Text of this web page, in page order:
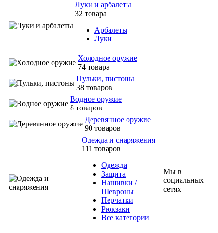
Луки и арбалеты
32 товара
Арбалеты
Луки
Холодное оружие
74 товара
Пульки, пистоны
38 товаров
Водное оружие
8 товаров
Деревянное оружие
90 товаров
Одежда и снаряжения
111 товаров
Одежда
Защита
Нашивки /
Шевроны
Перчатки
Рюкзаки
Все категории
Мы в
социальных
сетях